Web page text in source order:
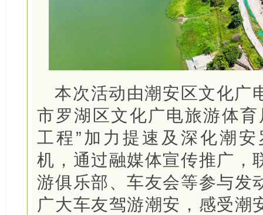
本次活动由潮安区文化广
市罗湖区文化广电旅游体
工程”加力提速及深化潮
机，通过融媒体宣传推广，
游俱乐部、车友会等参与发
广大车友驾游潮安，感受潮